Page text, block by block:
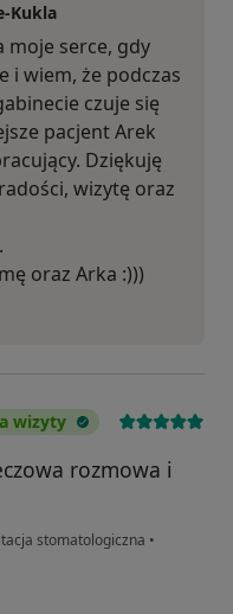
Kukla
moje serce, gdy
i wiem, że podczas
czuje się
pacjent Arek
Dziękuję
wizytę oraz
oraz Arka :)))
wizyty
rozmowa i
stomatologiczna •